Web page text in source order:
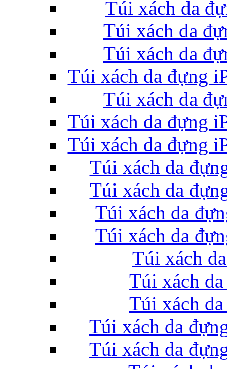
Túi đựng iPad
Túi đựng iPad
Túi đựng
Bao da Samsung
Bao da Samsung
Túi xách da
Túi xách da
Túi xách da
Túi xách da đựng
Túi xách da
Túi xách da đựng
Túi xách da đựng
Túi xách da
Túi xách da
Túi xách da
Túi xách da
Túi xách
Túi xách
Túi xách
Túi xách da
Túi xách da